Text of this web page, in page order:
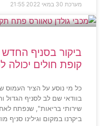
מערכת 30 במאי 2022 21:55
ביקור בסניף
קופת חולים יכולה
כל מי נוסע על הציר העמוס
בוודאי שם לב לסניף הגדול
שירותי בריאות", שנפתח
ביקרנו במקום וגילינו סניף